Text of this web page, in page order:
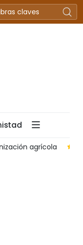
de Vietnam